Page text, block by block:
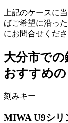
上記のケースに
ばご希望に沿っ
にお問合せくださ
大分市での
おすすめ
刻みキー
MIWA U9シリ